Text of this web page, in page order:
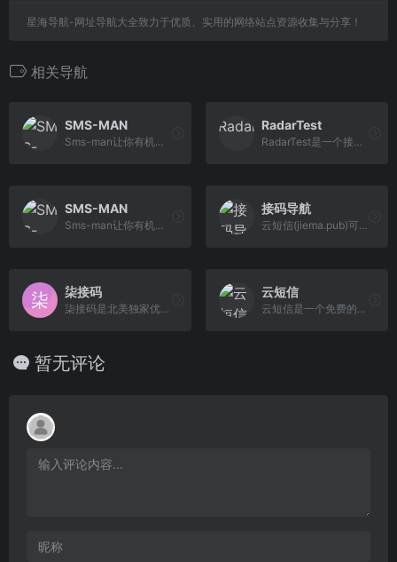
星海导航-网址导航大全致力于优质、实用的网络站点资源收集与分享！
相关导航
SMS-MAN
Sms-man让你有机会在网上以最优惠的价格购买一个虚拟号码来注册软件，比如：微信、QQ、小红书、知乎、豆瓣、抖音等大量热门软件！节省您大量时间并且保护隐私不被泄露。
RadarTest
RadarTest是一个接码平台网址导航
SMS-MAN
Sms-man让你有机会在网上以最优惠的价格购买一个虚拟号码来注册软件，比如：微信、QQ、小红书、知乎、豆瓣、抖音等大量热门软件！节省您大量时间并且保护隐私不 被泄露。
接码导航
云短信(jiema.pub)可以在线接收短信，接收短信验证码, 云短信导航，云短信(jiema.pub)是免费的在线接收手机 短信的平台，接短信、接验证码就来云短信(jiema.pub) 。
柒接码
柒接码是北美独家优质接码平台，所有号码均保证是第一次使用。接码平台高效且稳定，可以在两秒内出码，同时提供美国号码的重复接码和包月服务。
云短信
云短信是一个免费的二接接码平台（Free SMS Recieve），可以在线接收短信，接收短信验证码，显示迅速，每2天更新一次号码。在线短信接收平台,免费验证码接收平台,虚拟手机号接收短信app,哪个短信平台比较好,代收手机短信验证码,虚拟手机号码接收短信,国外短信接收平台,手机短信验证码,手机验证码平台,接码平台,短信验证码,验证码平台,云验证码平台,短信验证码是多少,手机短信验证码接收系统,验证码短信平台,虚拟手机号验证码平台,手机收不到验证码,手机验证码接收软件,免费的临时手机号软件
暂无评论